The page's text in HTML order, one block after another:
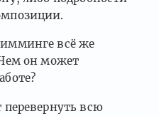
всё же
он может
перевернуть всю